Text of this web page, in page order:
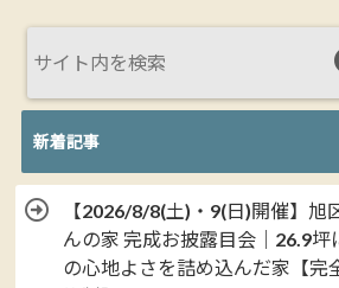
新着記事
【2026/8/8(土)・9(日)開催】旭
んの家 完成お披露目会｜26.9坪
の心地よさを詰め込んだ家【完